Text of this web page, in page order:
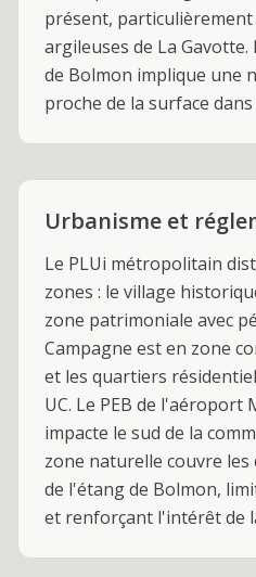
présent, particulièrement
argileuses de La
de Bolmon implique une
proche de la surface
Urbanisme et
Le PLUi métropolitain
zones : le village
zone patrimoniale avec
Campagne est en zone
et les quartiers
UC. Le PEB de l'aéroport
impacte le sud de la
zone naturelle couvre
de l'étang de Bolmon,
et renforçant l'intérêt de